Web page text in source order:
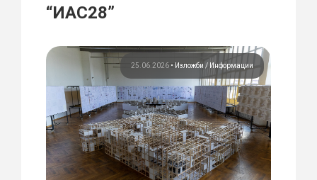
“ИАС28”
25.06.2026 • Изложби Информации